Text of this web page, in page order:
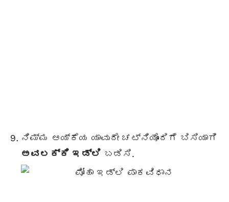
ನಿಮ್ಮ ಆಯ್ಕೆಯ ಯಾವುದೇ ಚಟ್ನಿಯೊಂದಿಗೆ ಬಿಸಿಯಾಗಿ
ಅವಲಕ್ಕಿ ಇಡ್ಲಿ ಬಡಿಸಿ.